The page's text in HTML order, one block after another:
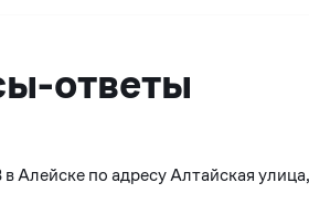
ответы
Алейске по адресу Алтайская